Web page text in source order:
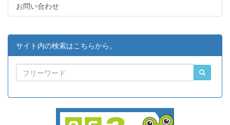
お問い合わせ
サイト内の検索はこちらから。